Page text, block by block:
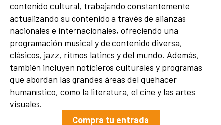
contenido cultural, trabajando constantemente
actualizando su contenido a través de alianzas
nacionales e internacionales, ofreciendo una
programación musical y de contenido diversa,
clásicos, jazz, ritmos latinos y del mundo. Además,
también incluyen noticieros culturales y programas
que abordan las grandes áreas del quehacer
humanístico, como la literatura, el cine y las artes
visuales.
Compra tu entrada